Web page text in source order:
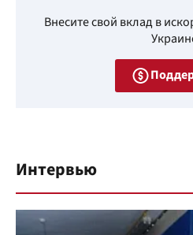
Внесите свой вклад в
Интервью